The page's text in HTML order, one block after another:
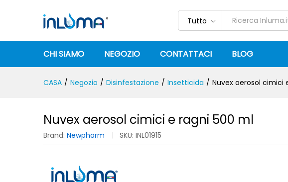
Tutto
CHI SIAMO NEGOZIO CONTATTACI BLOG
CASA / Negozio / Disinfestazione / Insetticida / Nuvex aerosol cimici
Nuvex aerosol cimici e ragni 500 ml
Brand: Newpharm SKU: INL01915
Descrizione